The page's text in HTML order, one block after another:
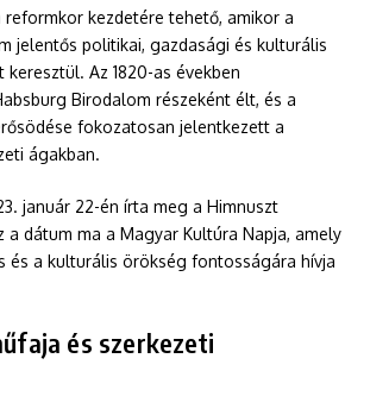
reformkor kezdetére tehető, amikor a
jelentős politikai, gazdasági és kulturális
Az 1820-as években
Birodalom részeként élt, és a
fokozatosan jelentkezett a
ágakban.
január 22-én írta meg a Himnuszt
a dátum ma a Magyar Kultúra Napja, amely
és a kulturális örökség fontosságára hívja
és szerkezeti